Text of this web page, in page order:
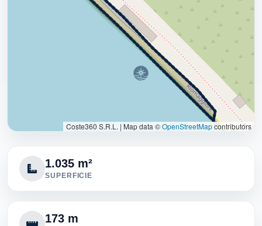
Coste360 S.R.L. | Map data ©OpenStreetMapcontributors
1.035 m²
SUPERFICIE
173 m